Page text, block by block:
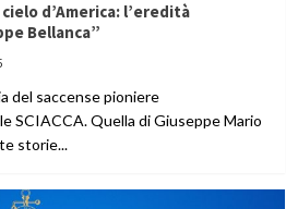
d’America: l’eredità
Bellanca”
del saccense pioniere
SCIACCA. Quella di Giuseppe Mario
storie...